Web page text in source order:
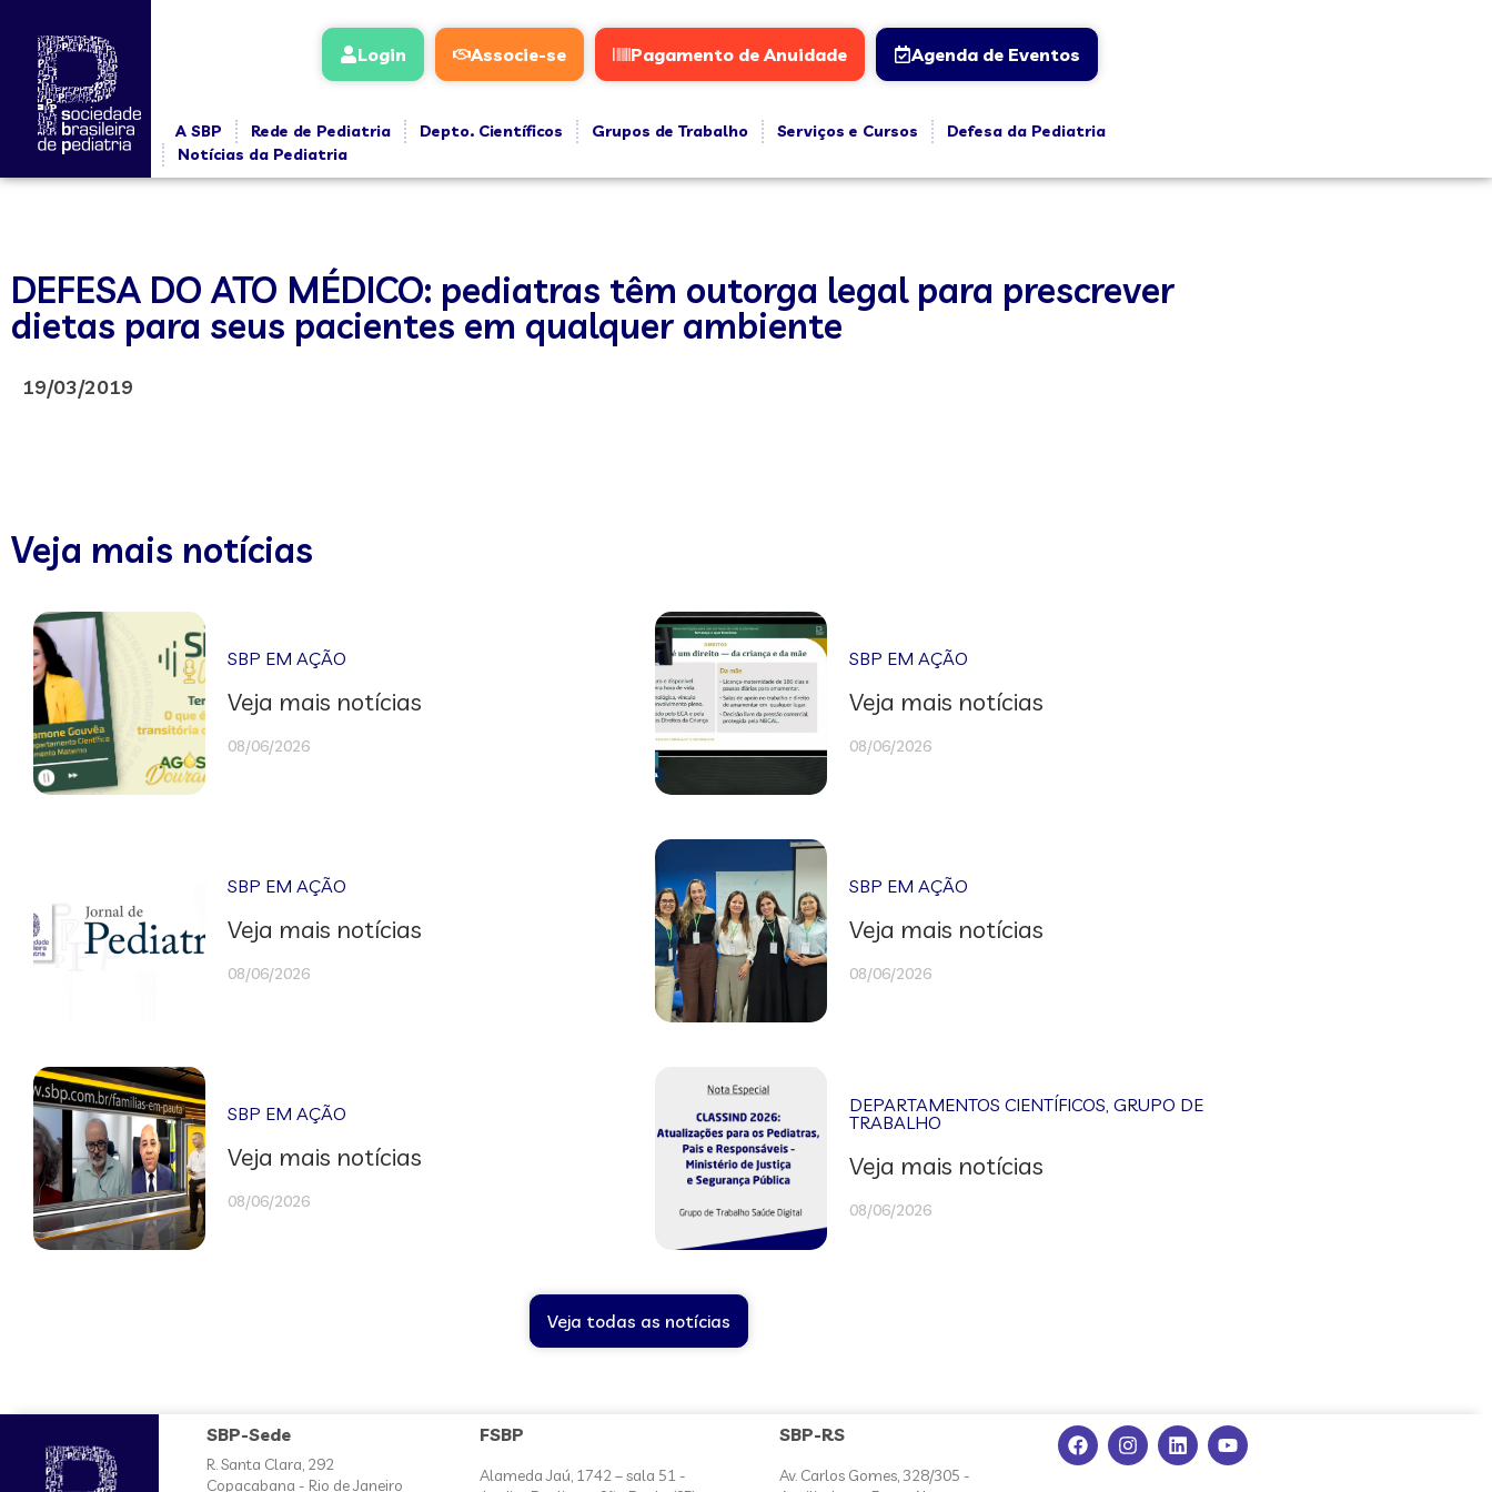
Login Associe-se Pagamento de Anuidade Agenda de Eventos
A SBP Rede de Pediatria Depto. Científicos Grupos de Trabalho Serviços e Cursos
Defesa da Pediatria
Notícias da Pediatria
DEFESA DO ATO MÉDICO: pediatras têm outorga legal para prescrever
dietas para seus pacientes em qualquer ambiente
19/03/2019
Veja mais notícias
SBP EM AÇÃO
Veja mais notícias
08/06/2026
SBP EM AÇÃO
Veja mais notícias
08/06/2026
SBP EM AÇÃO
Veja mais notícias
08/06/2026
SBP EM AÇÃO
Veja mais notícias
08/06/2026
SBP EM AÇÃO
Veja mais notícias
08/06/2026
DEPARTAMENTOS CIENTÍFICOS,GRUPO DE
TRABALHO
Veja mais notícias
08/06/2026
Veja todas as notícias
SBP-Sede
R. Santa Clara, 292
Copacabana - Rio de Janeiro
FSBP
Alameda Jaú, 1742 – sala 51 -
SBP-RS
Av. Carlos Gomes, 328/305 -